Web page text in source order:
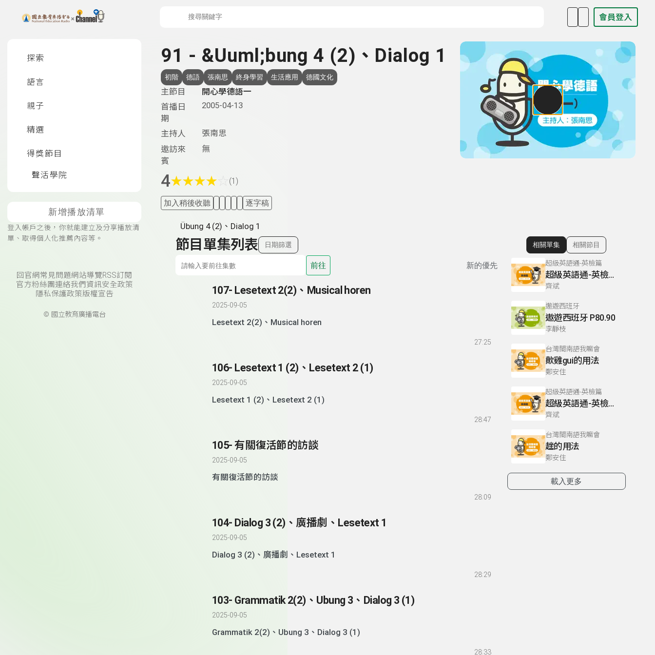
上方功能區塊 會員登入
探索
語言
親子
精選
得獎節目
聲活學院
新增播放清單
登入帳戶之後，你就能建立及分享播放清
單、取得個人化推薦內容等。
回官網常見問題網站導覽RSS訂閱
官方粉絲團連絡我們 資訊安全政策
隱私保護政策版權宣告
© 國立教育廣播電台
91 - &Uuml;bung 4 (2)、Dialog 1
初階 德語 張南思 終身學習 生活應用 德國文化
主節目
開心學德語一
首播日
期
2005-04-13
主持人
張南思
邀訪來
賓
無
4★★★★ (1)
加入稍後收聽 逐字稿
Übung 4 (2)、Dialog 1
節目單集列表 日期篩選
前往 新的優先
107- Lesetext 2(2)、Musical horen
2025-09-05
Lesetext 2(2)、Musical horen
27:25
106- Lesetext 1 (2)、Lesetext 2 (1)
2025-09-05
Lesetext 1 (2)、Lesetext 2 (1)
28:47
105- 有關復活節的訪談
2025-09-05
有關復活節的訪談
28:09
104- Dialog 3 (2)、廣播劇、Lesetext 1
2025-09-05
Dialog 3 (2)、廣播劇、Lesetext 1
28:29
103- Grammatik 2(2)、Ubung 3、Dialog 3 (1)
2025-09-05
Grammatik 2(2)、Ubung 3、Dialog 3 (1)
28:33
顯示相關單集
相關單集 相關節目
超級英語通-英檢篇
超級英語通-英檢篇 083 Cloze Test/段落填空-13
齊斌
遨遊西班牙
遨遊西班牙 P80.90
李靜枝
台灣閩南語我嘛會
歕雞gui的用法
鄭安住
超級英語通-英檢篇
超級英語通-英檢篇 035 Weekend Trip- 週末旅遊
齊斌
台灣閩南語我嘛會
趖的用法
鄭安住
載入更多